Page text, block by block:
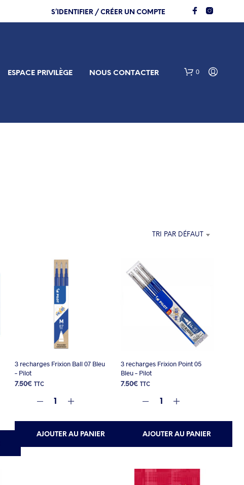
S’IDENTIFIER / CRÉER UN COMPTE
ESPACE PRIVILÈGE NOUS CONTACTER 0
TRI PAR DÉFAUT
3 recharges Frixion Ball 07 Bleu
– Pilot
7.50€ TTC
AJOUTER AU PANIER
3 recharges Frixion Point 05
Bleu – Pilot
7.50€ TTC
AJOUTER AU PANIER